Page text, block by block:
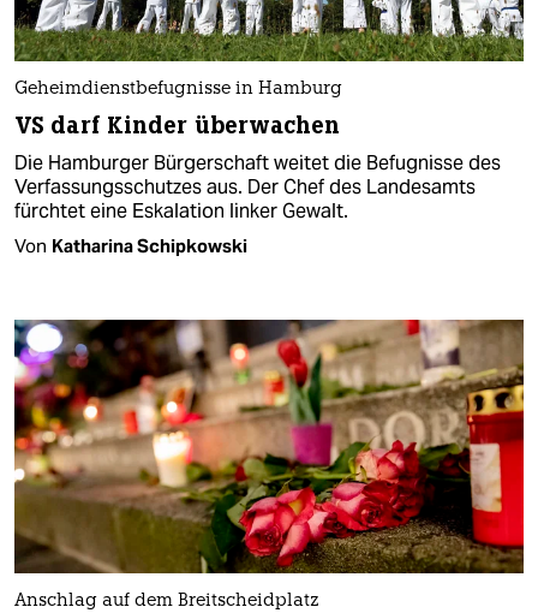
Geheimdienstbefugnisse in Hamburg
VS darf Kinder überwachen
Die Hamburger Bürgerschaft weitet die Befugnisse des
Verfassungsschutzes aus. Der Chef des Landesamts
fürchtet eine Eskalation linker Gewalt.
Von Katharina Schipkowski
Anschlag auf dem Breitscheidplatz